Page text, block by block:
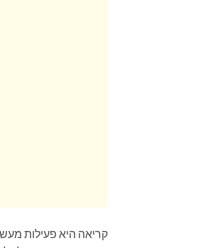
קריאה היא פעילות